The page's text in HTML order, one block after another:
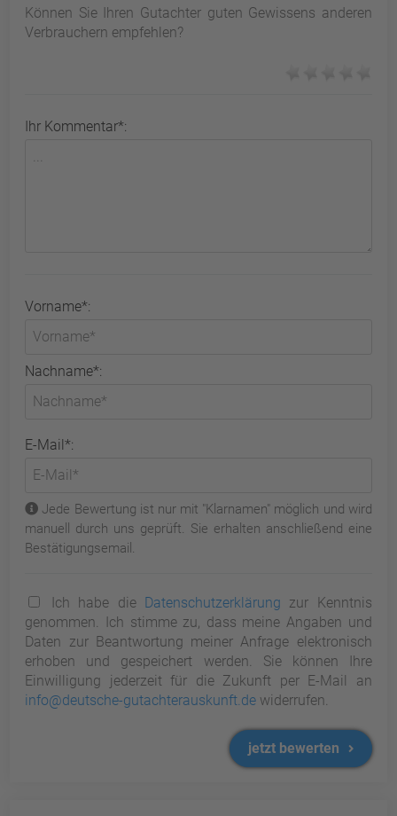
Können Sie Ihren Gutachter guten Gewissens anderen
Verbrauchern empfehlen?
Ihr Kommentar*:
Vorname*:
Nachname*:
E-Mail*:
Jede Bewertung ist nur mit "Klarnamen" möglich und wird
manuell durch uns geprüft. Sie erhalten anschließend eine
Bestätigungsemail.
Ich habe die Datenschutzerklärung zur Kenntnis
genommen. Ich stimme zu, dass meine Angaben und
Daten zur Beantwortung meiner Anfrage elektronisch
erhoben und gespeichert werden. Sie können Ihre
Einwilligung jederzeit für die Zukunft per E-Mail an
info@deutsche-gutachterauskunft.de widerrufen.
jetzt bewerten